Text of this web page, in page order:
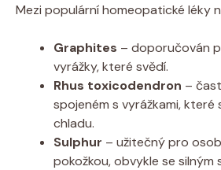
Mezi populární ⁤homeopatické léky
Graphites – doporučován
vyrážky, které svědí.
Rhus toxicodendron –⁢
⁤spojeném s vyrážkami,‌ které
chladu.
Sulphur –⁢ užitečný pro
pokožkou, obvykle se silným